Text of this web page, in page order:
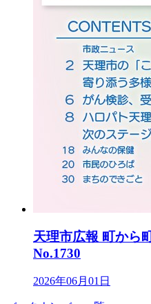
天理市広報 町から
No.1730
2026年06月01日